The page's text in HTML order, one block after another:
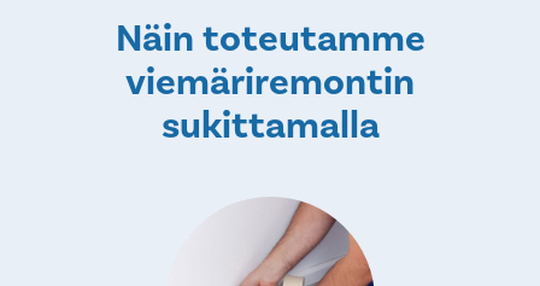
Näin toteutamme
viemäriremontin
sukittamalla